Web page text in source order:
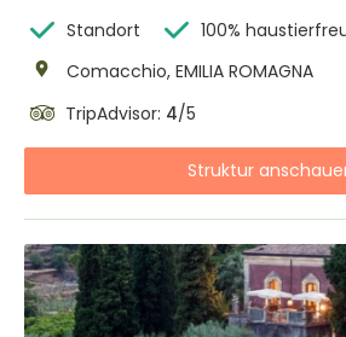
Standort
100%
Comacchio, EMILIA ROMAGNA
TripAdvisor: 4/5
Struktur